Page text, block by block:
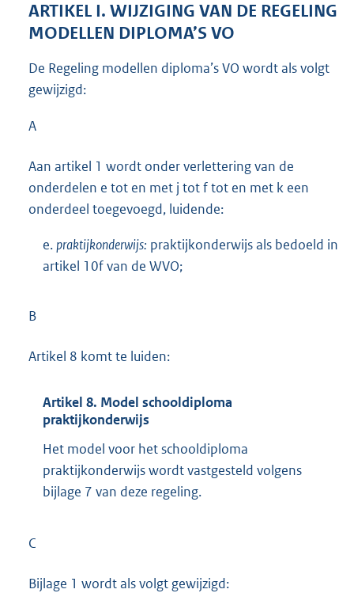
ARTIKEL I. WIJZIGING VAN DE REGELING
MODELLEN DIPLOMA’S VO
De Regeling modellen diploma’s VO wordt als volgt
gewijzigd:
A
Aan artikel 1 wordt onder verlettering van de
onderdelen e tot en met j tot f tot en met k een
onderdeel toegevoegd, luidende:
e. praktijkonderwijs: praktijkonderwijs als bedoeld in
artikel 10f van de WVO;
B
Artikel 8 komt te luiden:
Artikel 8. Model schooldiploma
praktijkonderwijs
Het model voor het schooldiploma
praktijkonderwijs wordt vastgesteld volgens
bijlage 7 van deze regeling.
C
Bijlage 1 wordt als volgt gewijzigd: